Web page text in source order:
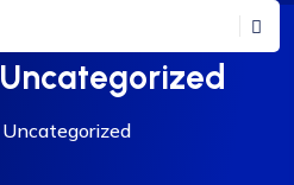
Uncategorized
Uncategorized